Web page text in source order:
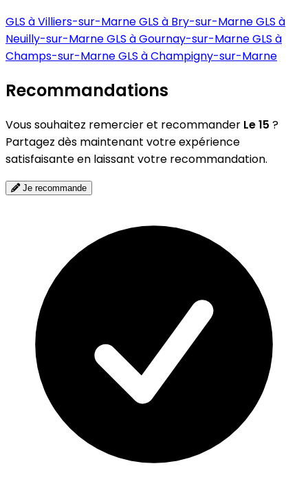
GLS à Villiers-sur-MarneGLS à Bry-sur-MarneGLS à
Neuilly-sur-MarneGLS à Gournay-sur-MarneGLS à
Champs-sur-MarneGLS à Champigny-sur-Marne
Recommandations
Vous souhaitez remercier et recommander Le 15 ?
Partagez dès maintenant votre expérience
satisfaisante en laissant votre recommandation.
Je recommande